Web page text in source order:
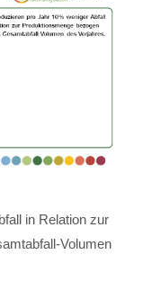
in Relation zur
Volumen